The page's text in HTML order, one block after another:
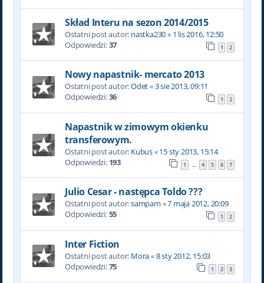
Skład Interu na sezon 2014/2015
Ostatni post autor: nastka230« 1 lis 2016, 12:50
Odpowiedzi:37 1 2
Nowy napastnik- mercato 2013
Ostatni post autor:Odet«3 sie 2013, 09:11
Odpowiedzi:36 1 2
Napastnik w zimowym okienku
transferowym.
Ostatni post autor: Kubus«15 sty 2013, 15:14
Odpowiedzi: 193 1 … 4 5 6 7
Julio Cesar - następca Toldo ???
Ostatni post autor:sampam «7 maja 2012, 20:09
Odpowiedzi:55 1 2
Inter Fiction
Ostatni post autor: Mora«8 sty 2012, 15:03
Odpowiedzi:75 1 2 3